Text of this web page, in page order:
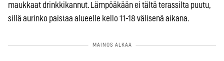
maukkaat drinkkikannut. Lämpöäkään ei tältä terassilta puutu,
sillä aurinko paistaa alueelle kello 11-18 välisenä aikana.